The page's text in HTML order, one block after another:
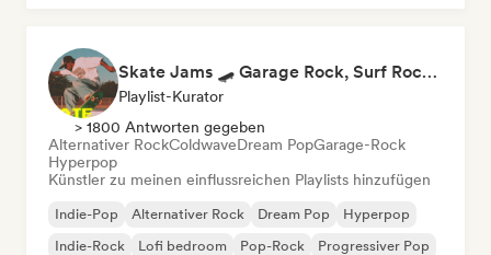
Skate Jams 🛹 Garage Rock, Surf Rock & Neo-Psych
Playlist-Kurator
> 1800 Antworten gegeben
Alternativer RockColdwaveDream PopGarage-Rock
Hyperpop
Künstler zu meinen einflussreichen Playlists hinzufügen
Indie-Pop Alternativer Rock Dream Pop
Hyperpop
Indie-Rock
Lofi bedroom Pop-Rock Progressiver Pop